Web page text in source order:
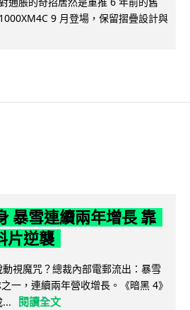
9 月登場，保留摺疊設計與
暴雪連續兩年增長 靠
片逆襲
視魔咒？總裁內部電郵流出：暴雪
一，連續兩年營收增長。《暗黑 4》
...
閱讀全文